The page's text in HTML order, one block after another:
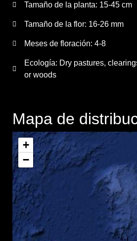
Tamaño de la planta: 15-45 cm
Tamaño de la flor: 16-26 mm
Meses de floración: 4-8
Ecología: Dry pastures,
or woods
Mapa de
+
−